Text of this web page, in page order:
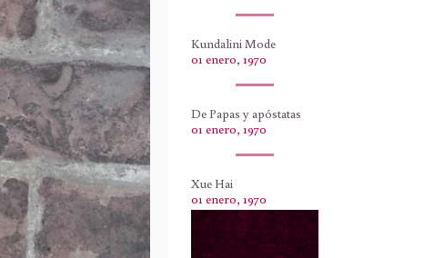
Kundalini Mode
01 enero, 1970
De Papas y apóstatas
01 enero, 1970
Xue Hai
01 enero, 1970